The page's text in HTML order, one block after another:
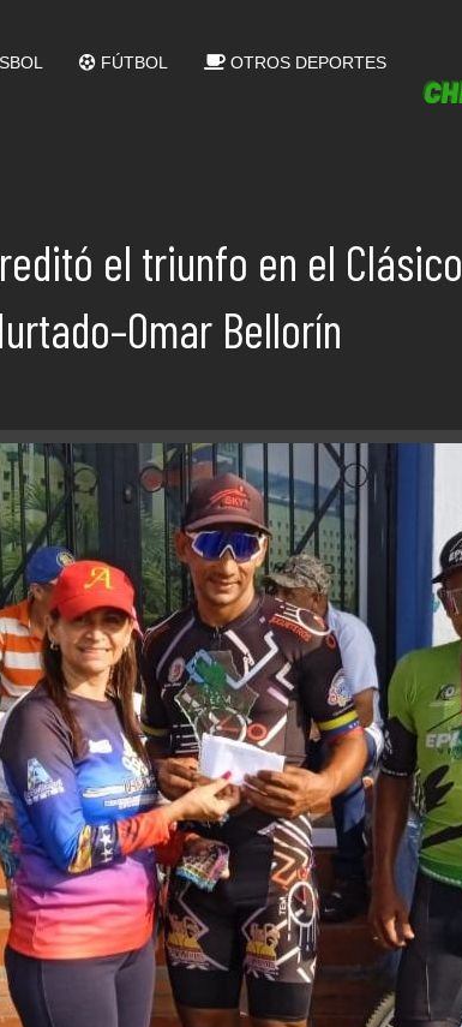
FÚTBOL OTROS DEPORTES
el triunfo en el Clásico
Bellorín